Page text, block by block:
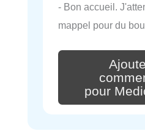
- Bon accueil.
mappel pour du
pour